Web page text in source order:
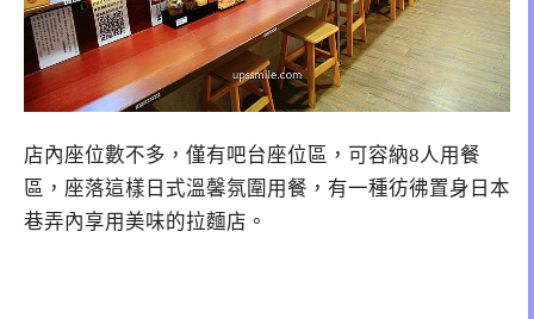
店內座位數不多，僅有吧台座位區，可容納8人用餐
區，座落這樣日式溫馨氛圍用餐，有一種彷彿置身日本
巷弄內享用美味的拉麵店。